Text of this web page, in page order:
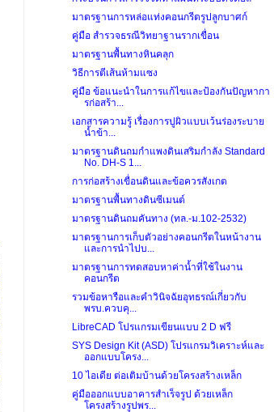
มาตรฐานการหล่อแท่งคอนกรีตรูปลูกบาศก์
คู่มือ สำรวจธรณีวิทยาฐานรากเขื่อน
มาตรฐานพื้นทางหินคลุก
วิธีการตีเส้นห้ามแซง
คู่มือ ข้อแนะนำในการแก้ไขและป้องกันปัญหากา
รก่อสร้า...
เอกสารความรู้ เรื่องการปูผิวแบบเว้นร่องระบาย
น้ำข้า...
มาตรฐานดินถมกำแพงดินเสริมกำลัง Standard
No. DH-S 1...
การก่อสร้างเขื่อนดินและข้อควรสังเกต
มาตรฐานพื้นทางดินซีเมนต์
มาตรฐานดินถมคันทาง (ทล.-ม.102-2532)
มาตรฐานการเก็บตัวอย่างคอนกรีตในหน้างาน
และการนำไปบ...
มาตรฐานการทดสอบหาค่าน้ำที่ใช้ในงาน
คอนกรีต
รวมข้อหารือและคำวินิจฉัยอุทธรณ์เกี่ยวกับ
พรบ.ควบคุ...
LibreCAD โปรแกรมเขียนแบบ 2 D ฟรี
SYS Design Kit (ASD) โปรแกรมวิเคราะห์และ
ออกแบบโครง...
10 ไอเดีย ต่อเติมบ้านด้วยโครงสร้างเหล็ก
คู่มือออกแบบอาคารสำเร็จรูป ด้วยเหล็ก
โครงสร้างรูปพร...